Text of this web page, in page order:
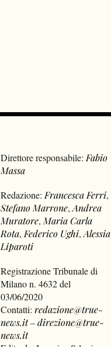
Direttore responsabile: Fabio
Massa
Redazione: Francesca Ferri,
Stefano Marrone,Andrea
Muratore, Maria Carla
Rota, Federico Ughi,Alessia
Liparoti
Registrazione Tribunale di
Milano n. 4632 del
03/06/2020
Contatti:redazione@true-
news.it–direzione@true-
news.it